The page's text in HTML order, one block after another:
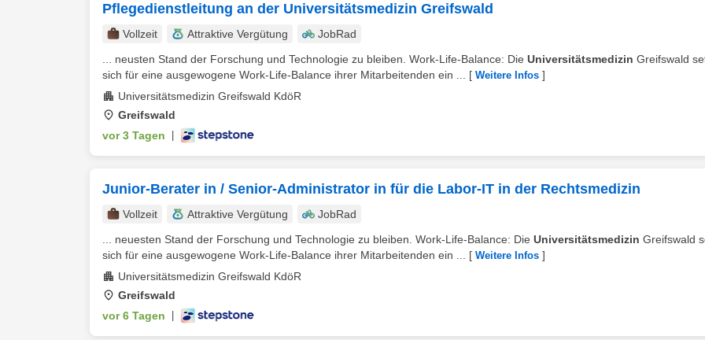
Pflegedienstleitung an der Universitätsmedizin Greifswald
Vollzeit Attraktive Vergütung
JobRad
... neusten Stand der Forschung und Technologie zu bleiben. Work-Life-Balance: Die Universitätsmedizin Greifswald
sich für eine ausgewogene Work-Life-Balance ihrer Mitarbeitenden ein ...
[ Weitere Infos ]
Universitätsmedizin Greifswald KdöR
Greifswald
vor 3 Tagen
Junior-Berater in / Senior-Administrator in für die Labor-IT in der Rechtsmedizin
Vollzeit Attraktive Vergütung
JobRad
... neuesten Stand der Forschung und Technologie zu bleiben. Work-Life-Balance: Die Universitätsmedizin Greifswald
sich für eine ausgewogene Work-Life-Balance ihrer Mitarbeitenden ein ...
[ Weitere Infos ]
Universitätsmedizin Greifswald KdöR
Greifswald
vor 6 Tagen